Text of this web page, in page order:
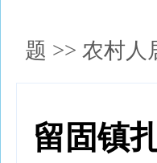
题 >> 农村人
留固镇